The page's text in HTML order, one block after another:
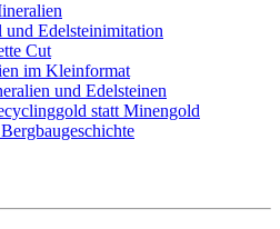
Edelsteinimitation
Cut
im Kleinformat
und Edelsteinen
statt Minengold